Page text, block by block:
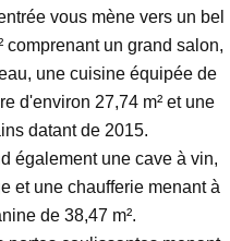
vous mène vers un bel
comprenant un grand salon,
une cuisine équipée de
d'environ 27,74 m² et une
datant de 2015.
également une cave à vin,
et une chaufferie menant à
de 38,47 m².